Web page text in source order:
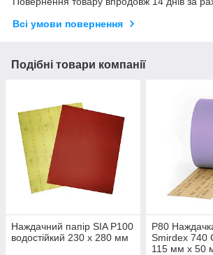
Всі умови повернення
Подібні товари компанії
Наждачний папір SIA P100
водостійкий 230 х 280 мм
P80
Smirdex 740
115 мм x 50